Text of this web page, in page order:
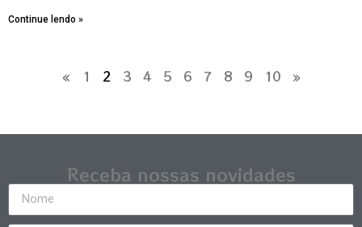
Continue lendo »
« 1 2 3 4 5 6 7 8 9 10 »
Receba nossas novidades